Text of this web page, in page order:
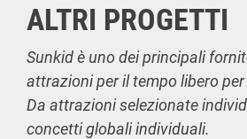
ALTRI PROGETTI
Sunkid è uno dei principali
attrazioni per il tempo libero
Da attrazioni selezionate
concetti globali individuali.